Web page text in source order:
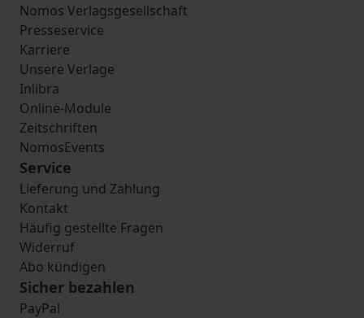
Nomos Verlagsgesellschaft
Presseservice
Karriere
Unsere Verlage
Inlibra
Online-Module
Zeitschriften
NomosEvents
Service
Lieferung und Zahlung
Kontakt
Häufig gestellte Fragen
Widerruf
Abo kündigen
Sicher bezahlen
PayPal